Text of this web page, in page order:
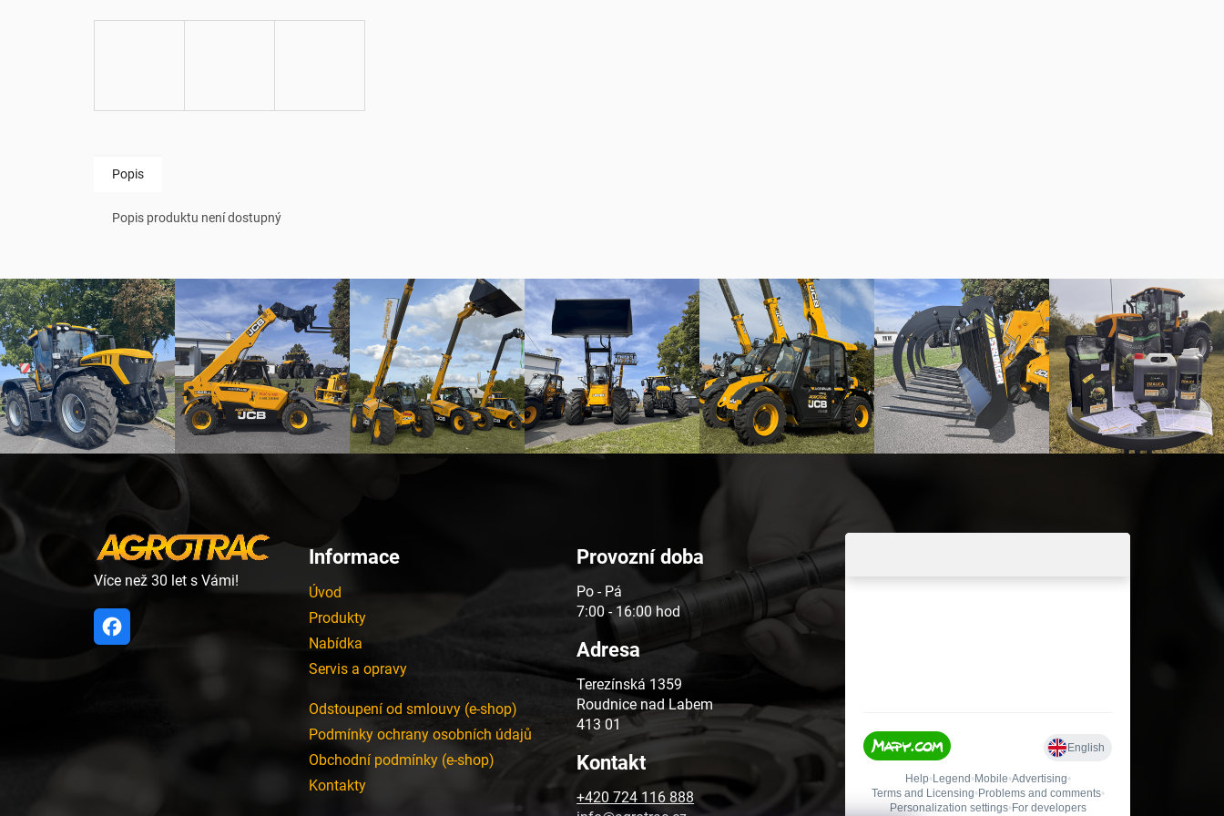
Popis
Popis produktu není dostupný
a
Více než 30 let s Vámi!
Informace
Úvod
Produkty
Nabídka
Servis a opravy
Odstoupení od smlouvy (e-shop)
Podmínky ochrany osobních údajů
Obchodní podmínky (e-shop)
Kontakty
Provozní doba
Po - Pá
7:00 - 16:00 hod
Adresa
Terezínská 1359
Roudnice nad Labem
413 01
Kontakt
+420 724 116 888